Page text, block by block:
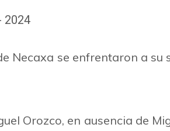
2024
Necaxa se enfrentaron a
Orozco, en ausencia de